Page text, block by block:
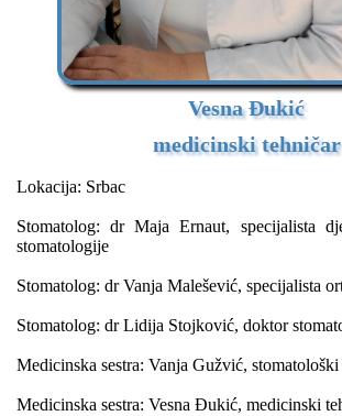
Vesna Đukić
medicinski tehničar
Lokacija: Srbac
Stomatolog: dr Maja Ernaut, specijalista
stomatologije
Stomatolog: dr Vanja Malešević, specijalista
Stomatolog: dr Lidija Stojković, doktor
Medicinska sestra: Vanja Gužvić,
Medicinska sestra: Vesna Đukić, medicinski